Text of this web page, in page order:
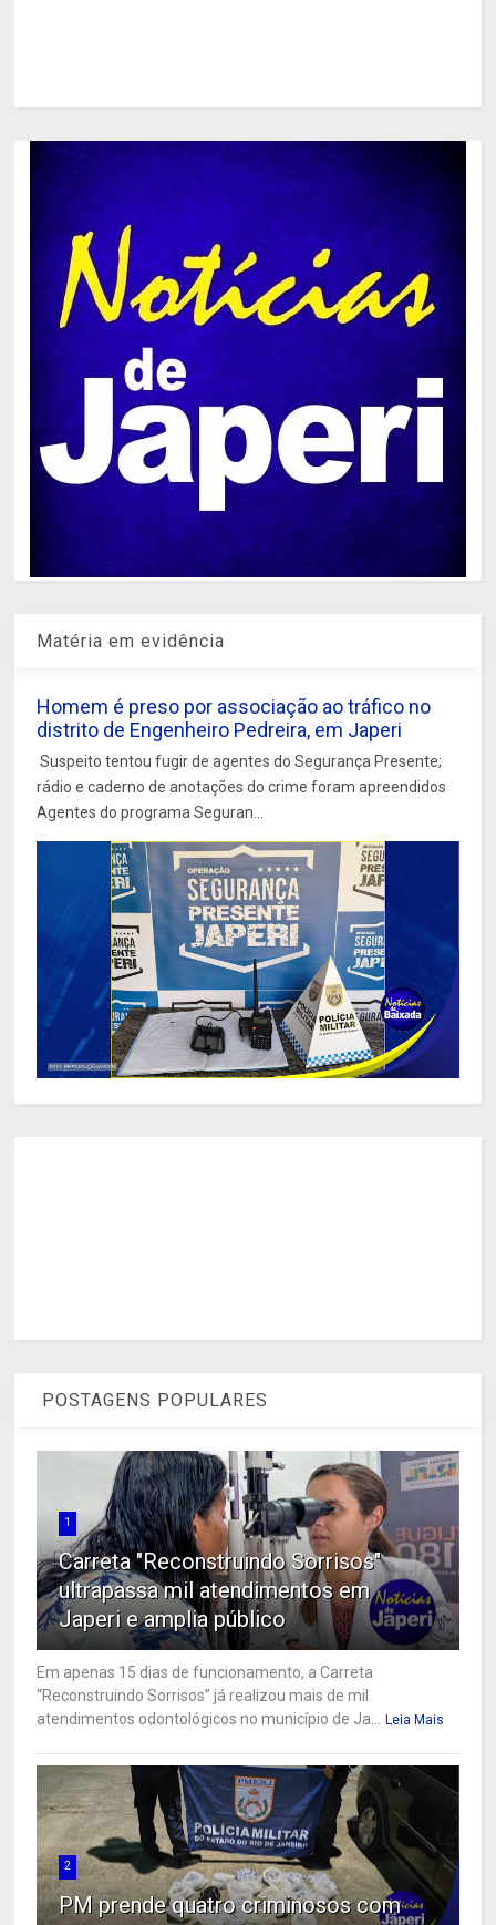
Matéria em evidência
Homem é preso por associação ao tráfico no
distrito de Engenheiro Pedreira, em Japeri
Suspeito tentou fugir de agentes do Segurança Presente;
rádio e caderno de anotações do crime foram apreendidos
Agentes do programa Seguran...
POSTAGENS POPULARES
1
Carreta "Reconstruindo Sorrisos"
ultrapassa mil atendimentos em
Japeri e amplia público
Em apenas 15 dias de funcionamento, a Carreta
“Reconstruindo Sorrisos” já realizou mais de mil
atendimentos odontológicos no município de Ja...
Leia Mais
2
PM prende quatro criminosos com